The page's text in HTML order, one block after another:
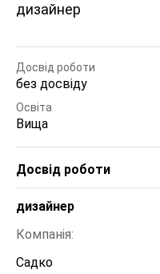
дизайнер
Досвід роботи
без досвіду
Освіта
Вища
Досвід роботи
дизайнер
Компанія:
Садко